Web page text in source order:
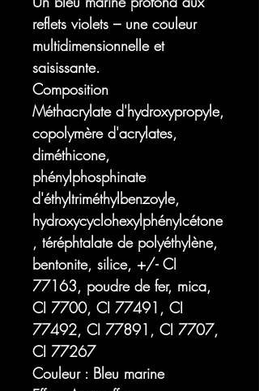
reflets violets – une couleur
multidimensionnelle et
saisissante.
Composition
Méthacrylate d'hydroxypropyle,
copolymère d'acrylates,
diméthicone,
phénylphosphinate
d'éthyltriméthylbenzoyle,
hydroxycyclohexylphénylcétone
, téréphtalate de polyéthylène,
bentonite, silice, +/- CI
77163, poudre de fer, mica,
CI 7700, CI 77491, CI
77492, CI 77891, CI 7707,
CI 77267
Couleur : Bleu marine